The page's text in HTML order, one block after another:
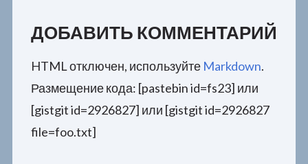
ДОБАВИТЬ КОММЕНТАРИЙ
HTML отключен, используйте Markdown.
Размещение кода: [pastebin id=fs23] или
[gistgit id=2926827] или [gistgit id=2926827
file=foo.txt]